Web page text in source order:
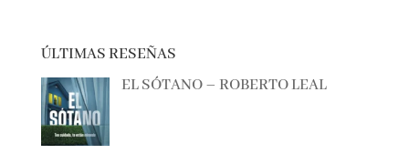
ÚLTIMAS RESEÑAS
EL SÓTANO – ROBERTO LEAL